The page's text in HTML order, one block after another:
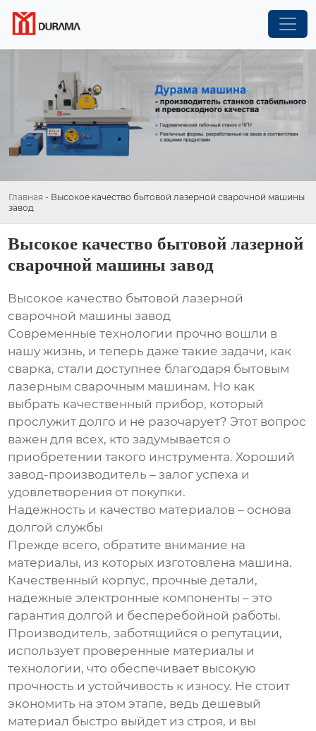
Главная - Высокое качество бытовой лазерной сварочной машины
завод
Высокое качество бытовой лазерной
сварочной машины завод
Высокое качество бытовой лазерной
сварочной машины завод
Современные технологии прочно вошли в
нашу жизнь, и теперь даже такие задачи, как
сварка, стали доступнее благодаря бытовым
лазерным сварочным машинам. Но как
выбрать качественный прибор, который
прослужит долго и не разочарует? Этот вопрос
важен для всех, кто задумывается о
приобретении такого инструмента. Хороший
завод-производитель – залог успеха и
удовлетворения от покупки.
Надежность и качество материалов – основа
долгой службы
Прежде всего, обратите внимание на
материалы, из которых изготовлена машина.
Качественный корпус, прочные детали,
надежные электронные компоненты – это
гарантия долгой и бесперебойной работы.
Производитель, заботящийся о репутации,
использует проверенные материалы и
технологии, что обеспечивает высокую
прочность и устойчивость к износу. Не стоит
экономить на этом этапе, ведь дешевый
материал быстро выйдет из строя, и вы